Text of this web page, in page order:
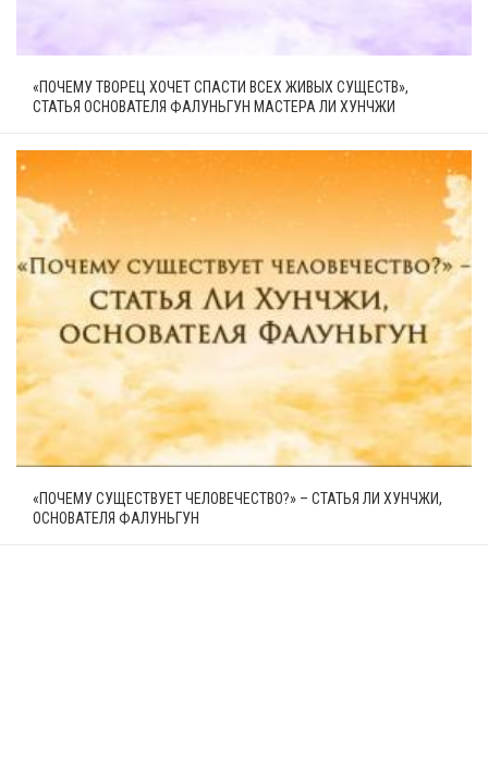
«ПОЧЕМУ ТВОРЕЦ ХОЧЕТ СПАСТИ ВСЕХ ЖИВЫХ СУЩЕСТВ»,
СТАТЬЯ ОСНОВАТЕЛЯ ФАЛУНЬГУН МАСТЕРА ЛИ ХУНЧЖИ
«ПОЧЕМУ СУЩЕСТВУЕТ ЧЕЛОВЕЧЕСТВО?» – СТАТЬЯ ЛИ ХУНЧЖИ,
ОСНОВАТЕЛЯ ФАЛУНЬГУН